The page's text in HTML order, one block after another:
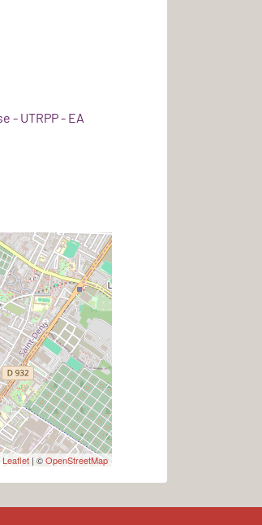
- UTRPP - EA
Leaflet | ©OpenStreetMap